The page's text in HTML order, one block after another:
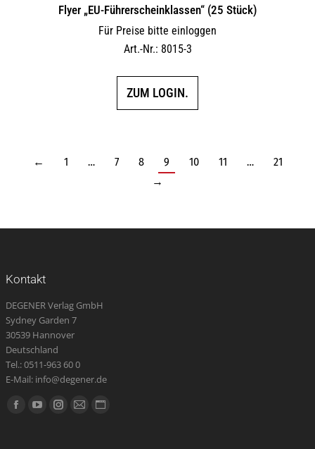
Flyer „EU-Führerscheinklassen“ (25 Stück)
Für Preise bitte einloggen
Art.-Nr.: 8015-3
ZUM LOGIN.
← 1 … 7 8 9 10 11 …
21
→
Kontakt
DEGENER Verlag GmbH
Sydney Garden 7
30539 Hannover
Deutschland
Tel.: 0511-963 60 0
E-Mail: info@degener.de
Finden Sie uns auf:
Facebook
YouTubeInstagram
E-
Website